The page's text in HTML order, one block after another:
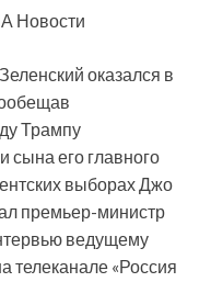
Новости
оказался в
Трампу
сына его главного
выборах Джо
премьер-министр
ведущему
телеканале «Россия